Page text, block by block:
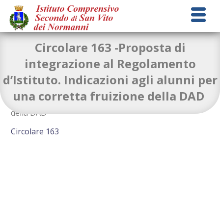
Circolare 163 -Proposta di
integrazione al Regolamento
d’Istituto. Indicazioni agli alunni per
una corretta fruizione della DAD
Proposta di integrazione al Regolamento d’Istituto.
Indicazioni agli alunni per una corretta fruizione
della DAD
Circolare 163